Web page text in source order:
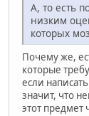
А, то есть
низким
которых
Почему же,
которые
если
значит, что
этот предмет